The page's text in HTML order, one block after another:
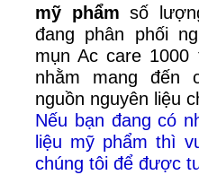
mỹ phẩm số
đang phân phối
mụn Ac care
nhằm mang đến
nguồn nguyên liệu
Nếu bạn đang có
liệu mỹ phẩm thì
chúng tôi để được